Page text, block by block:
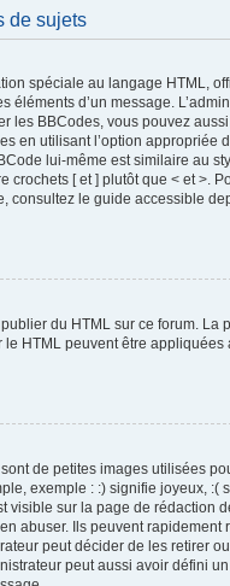
de sujets
spéciale au langage HTML,
éléments d’un message.
les BBCodes, vous pouvez
en utilisant l’option appropriée
lui-même est similaire au
crochets [ et ] plutôt que < et >.
consultez le guide accessible
du HTML sur ce forum. La
le HTML peuvent être appliquées
de petites images utilisées
exemple : :) signifie joyeux, :(
visible sur la page de rédaction
abuser. Ils peuvent rapidement
peut décider de les retirer
peut aussi avoir défini